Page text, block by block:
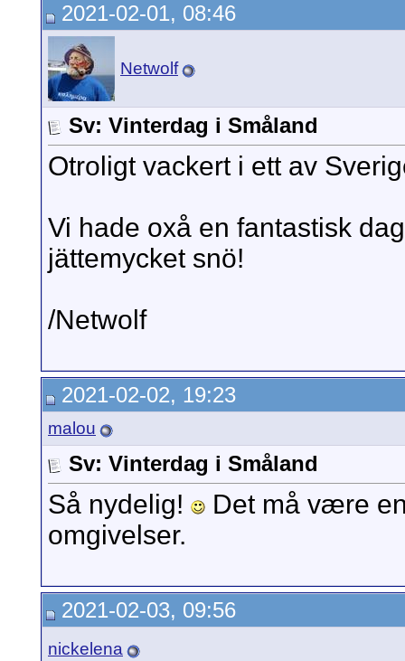
2021-02-01, 08:46
Netwolf
Sv: Vinterdag i Småland
Otroligt vackert i ett av
Vi hade oxå en fantastisk
jättemycket snö!
/Netwolf
2021-02-02, 19:23
malou
Sv: Vinterdag i Småland
Så nydelig!
Det må være
omgivelser.
2021-02-03, 09:56
nickelena